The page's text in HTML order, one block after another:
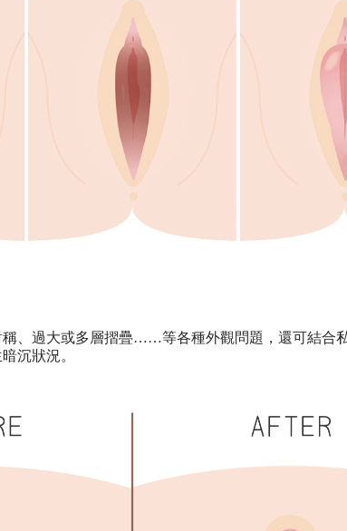
、過大或多層摺疊……等各種外觀問題，還可結合
沉狀況。